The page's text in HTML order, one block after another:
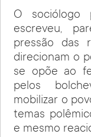
O sociólogo
escreveu,
pressão das
direcionam o
se opõe ao
pelos
mobilizar o
temas
e mesmo